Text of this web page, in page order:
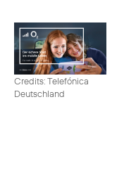
Credits: Telefónica
Deutschland